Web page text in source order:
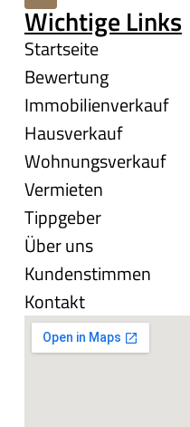
Wichtige Links
Startseite
Bewertung
Immobilienverkauf
Hausverkauf
Wohnungsverkauf
Vermieten
Tippgeber
Über uns
Kundenstimmen
Kontakt